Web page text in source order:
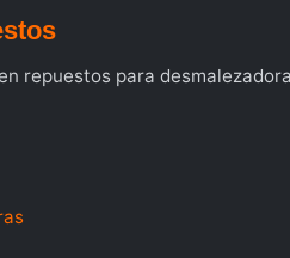
repuestos para